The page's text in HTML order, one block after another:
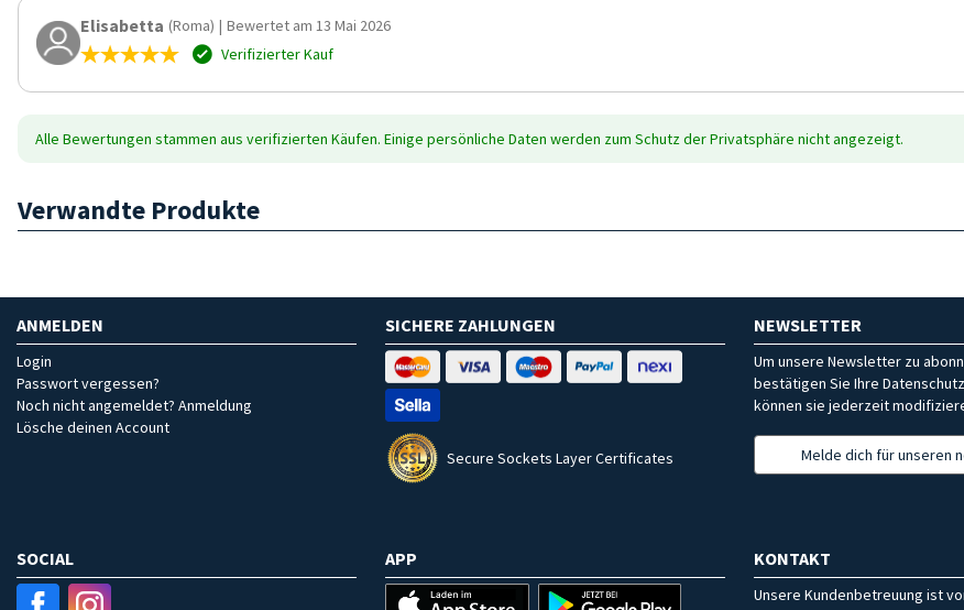
Elisabetta (Roma) | Bewertet am 13 Mai 2026
Verifizierter Kauf
Alle Bewertungen stammen aus verifizierten Käufen. Einige persönliche Daten werden zum Schutz der Privatsphäre nicht angezeigt.
Verwandte Produkte
ANMELDEN
Login
Passwort vergessen?
Noch nicht angemeldet? Anmeldung
Lösche deinen Account
SICHERE ZAHLUNGEN
Secure Sockets Layer Certificates
NEWSLETTER
Um unsere Newsletter zu
bestätigen Sie Ihre
können sie jederzeit
Melde dich für unseren
SOCIAL APP KONTAKT
Unsere Kundenbetreuung ist